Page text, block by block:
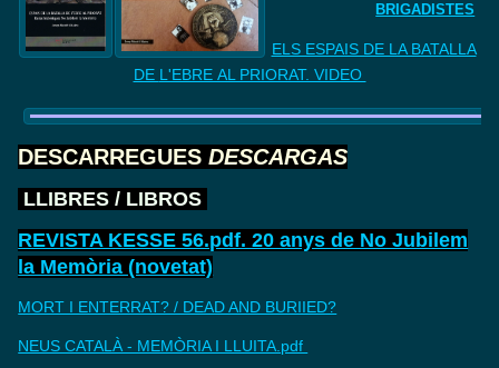
BRIGADISTES
ELS ESPAIS DE LA BATALLA
DE L'EBRE AL PRIORAT. VIDEO
DESCARREGUESDESCARGAS
LLIBRES/ LIBROS
REVISTA KESSE 56.pdf. 20 anys de No Jubilem
la Memòria (novetat)
MORT I ENTERRAT? / DEAD AND BURIIED?
NEUS CATALÀ - MEMÒRIA I LLUITA.pdf